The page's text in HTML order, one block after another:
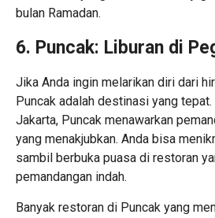
bulan Ramadan.
6. Puncak: Liburan di
Jika Anda ingin melarikan diri dari
Puncak adalah destinasi yang
Jakarta, Puncak menawarkan
yang menakjubkan. Anda bisa
sambil berbuka puasa di restoran
pemandangan indah.
Banyak restoran di Puncak yang